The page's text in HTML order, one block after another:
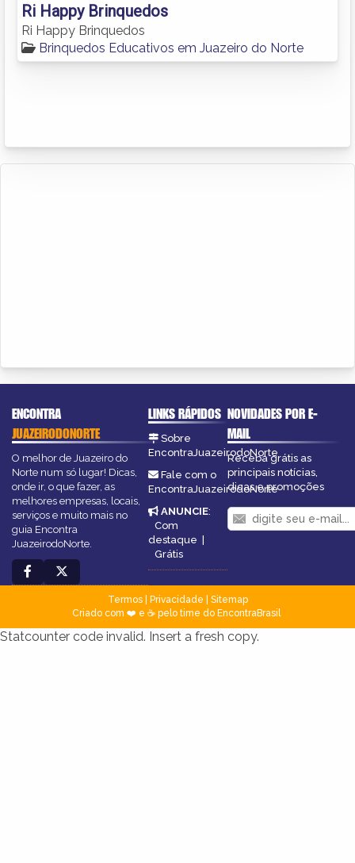
Ri Happy Brinquedos
Ri Happy Brinquedos
Brinquedos Educativos em Juazeiro do Norte
ENCONTRA
JUAZEIRODONORTE
O melhor de Juazeiro do
Norte num só lugar! Dicas,
onde ir, o que fazer, as
melhores empresas, locais,
serviços e muito mais no
guia Encontra
JuazeirodoNorte.
LINKS RÁPIDOS
Sobre
EncontraJuazeirodoNorte
Fale com o
EncontraJuazeirodoNorte
ANUNCIE:
Com
destaque |
Grátis
NOVIDADES POR E-
MAIL
Receba grátis as
principais notícias,
dicas e promoções
Termos| Privacidade
Sitemap
Criado com ❤️ e ☕ pelo time do EncontraBrasil
Statcounter code invalid. Insert a fresh copy.